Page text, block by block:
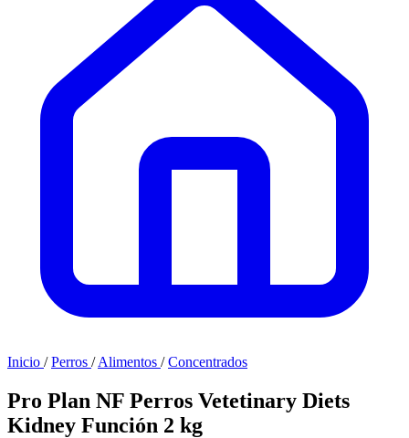
Inicio / Perros / Alimentos / Concentrados
Pro Plan NF Perros Vetetinary Diets
Kidney Función 2 kg